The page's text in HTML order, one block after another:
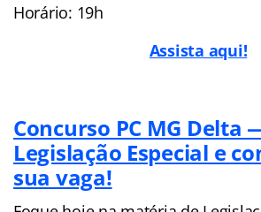
Horário: 19h
Assista aqui!
Concurso PC MG Delta
Legislação Especial e
sua vaga!